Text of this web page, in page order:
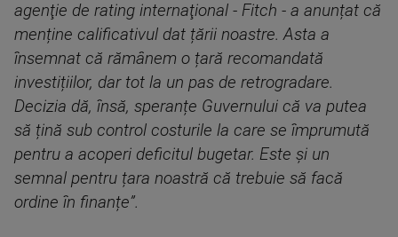
agenţie de rating internaţional - Fitch - a anunțat că
menține calificativul dat țării noastre. Asta a
însemnat că rămânem o țară recomandată
investițiilor, dar tot la un pas de retrogradare.
Decizia dă, însă, speranțe Guvernului că va putea
să țină sub control costurile la care se împrumută
pentru a acoperi deficitul bugetar. Este și un
semnal pentru țara noastră că trebuie să facă
ordine în finanțe”.